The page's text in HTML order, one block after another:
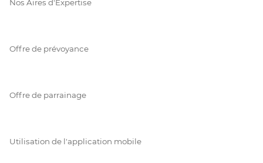
Nos Aires d'Expertise
Offre de prévoyance
Offre de parrainage
Utilisation de l'application mobile